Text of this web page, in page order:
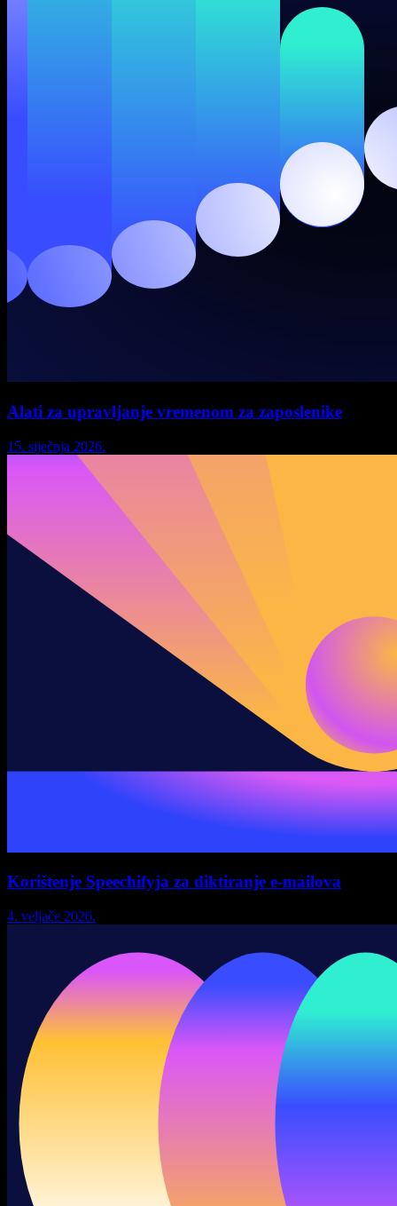
Alati za upravljanje vremenom za zaposlenike
15. siječnja 2026.
Korištenje Speechifyja za diktiranje e-mailova
4. veljače 2026.